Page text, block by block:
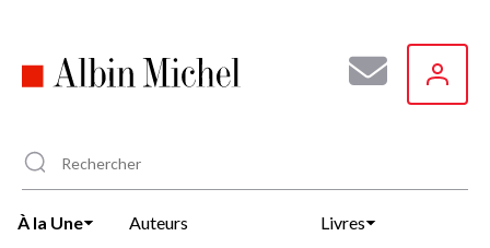
principal
À la Une Auteurs Livres